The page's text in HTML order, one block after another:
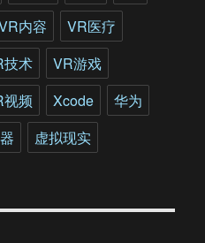
内容
VR医疗
技术
VR游戏
视频 Xcode
华为
虚拟现实